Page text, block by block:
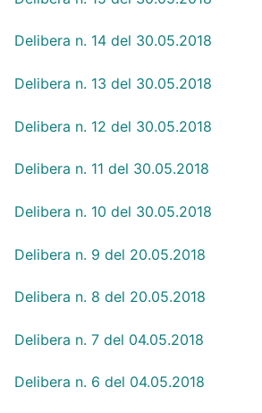
Delibera n. 14 del 30.05.2018
Delibera n. 13 del 30.05.2018
Delibera n. 12 del 30.05.2018
Delibera n. 11 del 30.05.2018
Delibera n. 10 del 30.05.2018
Delibera n. 9 del 20.05.2018
Delibera n. 8 del 20.05.2018
Delibera n. 7 del 04.05.2018
Delibera n. 6 del 04.05.2018